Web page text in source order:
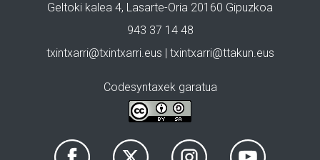
Geltoki kalea 4, Lasarte-Oria 20160 Gipuzkoa
943 37 14 48
txintxarri@txintxarri.eus | txintxarri@ttakun.eus
Codesyntaxek garatua